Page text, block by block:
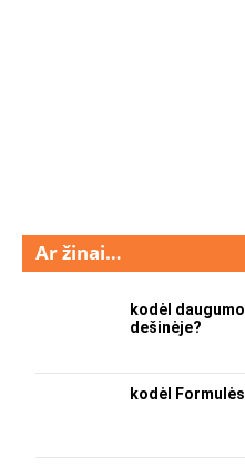
Ar žinai…
kodėl
dešinėje?
kodėl